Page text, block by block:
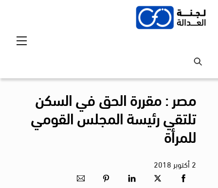
Skip
مصر : مقررة الحق في السكن
تلتقي رئيسة المجلس القومي
للمرأة
2أكتوبر 2018